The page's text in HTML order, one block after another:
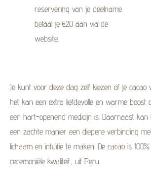
reservering van je deelname
betaal je €20 aan via de
website.
Je kunt voor deze dag zelf kiezen of je cacao
het kan een extra liefdevolle en warme boost
een hart-openend medicijn is. Daarnaast kan
een zachte manier een diepere verbinding
lichaam en intuïtie te maken. De cacao is
ceremoniële kwaliteit, uit Peru.